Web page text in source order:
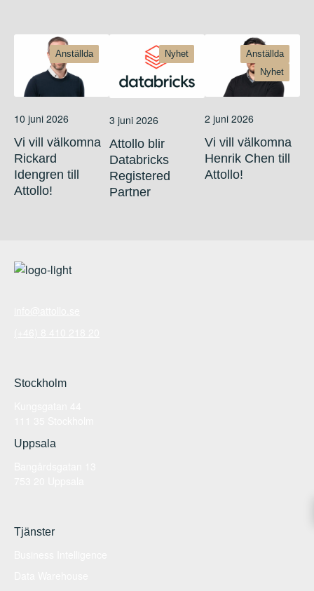
10 juni 2026
Anställda
Vi vill välkomna
Rickard
Idengren till
Attollo!
3 juni 2026
Nyhet
Attollo blir
Databricks
Registered
Partner
2 juni 2026
Anställda
Nyhet
Vi vill välkomna
Henrik Chen till
Attollo!
Stockholm
Uppsala
Tjänster